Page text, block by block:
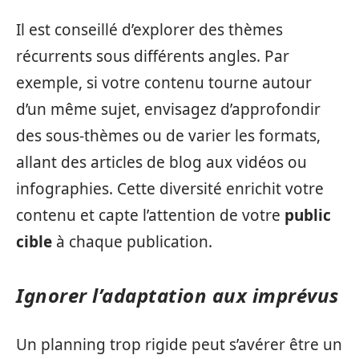
Il est conseillé d’explorer des thèmes
récurrents sous différents angles. Par
exemple, si votre contenu tourne autour
d’un même sujet, envisagez d’approfondir
des sous-thèmes ou de varier les formats,
allant des articles de blog aux vidéos ou
infographies. Cette diversité enrichit votre
contenu et capte l’attention de votre public
cible à chaque publication.
Ignorer l’adaptation aux imprévus
Un planning trop rigide peut s’avérer être un